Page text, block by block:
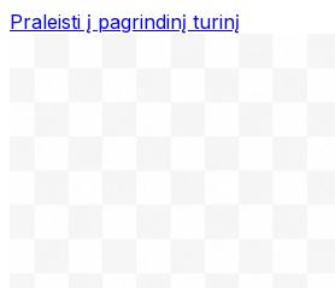
Praleisti į pagrindinį turinį